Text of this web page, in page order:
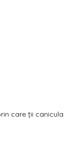
care ții canicula